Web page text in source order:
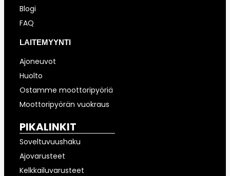
Blogi
FAQ
LAITEMYYNTI
Ajoneuvot
Huolto
Ostamme moottoripyöriä
Moottoripyörän vuokraus
PIKALINKIT
Soveltuvuushaku
Ajovarusteet
Kelkkailuvarusteet